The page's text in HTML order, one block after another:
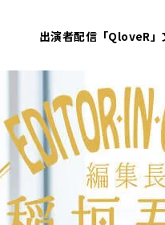
出演者配信「QloveR」